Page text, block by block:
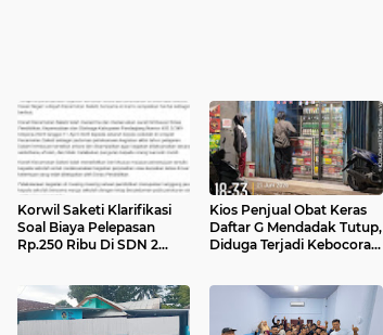
Korwil Saketi Klarifikasi
Soal Biaya Pelepasan
Rp.250 Ribu Di SDN 2
Kios Penjual Obat Keras
Daftar G Mendadak Tutup,
Diduga Terjadi Kebocoran